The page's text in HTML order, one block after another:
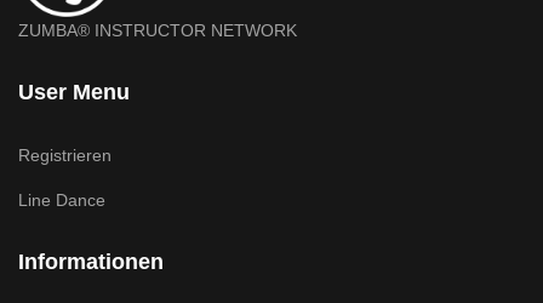
ZUMBA® INSTRUCTOR NETWORK
User Menu
Registrieren
Line Dance
Informationen